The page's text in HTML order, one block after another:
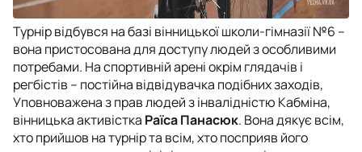
Турнір відбувся на базі вінницької школи-гімназії №6 –
вона пристосована для доступу людей з особливими
потребами. На спортивній арені окрім глядачів і
регбістів – постійна відвідувачка подібних заходів,
Уповноважена з прав людей з інвалідністю Кабміна,
вінницька активістка Раїса Панасюк. Вона дякує всім,
хто прийшов на турнір та всім, хто посприяв його